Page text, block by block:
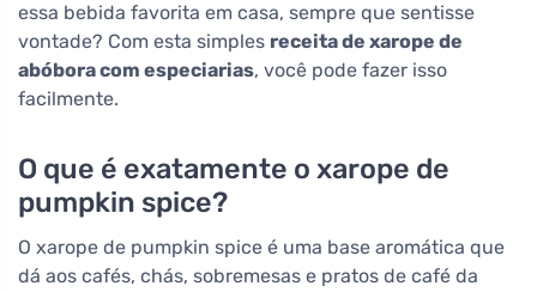
essa bebida favorita em casa, sempre que sentisse
vontade? Com esta simples receita de xarope de
abóbora com especiarias, você pode fazer isso
facilmente.
O que é exatamente o xarope de
pumpkin spice?
O xarope de pumpkin spice é uma base aromática que
dá aos cafés, chás, sobremesas e pratos de café da